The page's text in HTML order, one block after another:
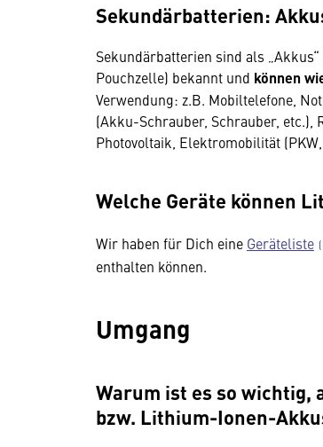
Sekundärbatterien:
Sekundärbatterien sind als
Pouchzelle) bekannt und können
Verwendung: z.B. Mobiltelefone,
(Akku-Schrauber, Schrauber, etc.),
Photovoltaik, Elektromobilität
Welche Geräte können
Wir haben für Dich eine Geräteliste
enthalten können.
Umgang
Warum ist es so
bzw. Lithium-Ionen-
Hier würden wir Ihnen gerne